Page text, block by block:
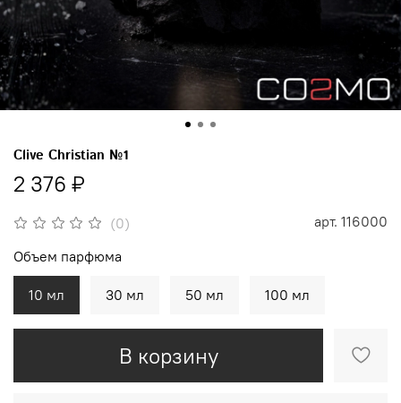
(0) арт. 116000
Clive Christian №1
2 376 ₽
В корзину
Объем парфюма
10 мл 30 мл 50 мл 100 мл